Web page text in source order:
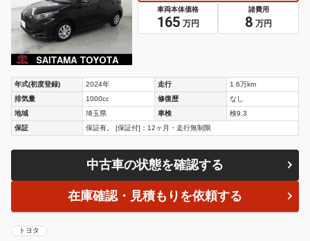
車両本体価格
165 万円
諸費用
8 万円
年式(初度登録) 2024年 走行
1.6万km
排気量
1000cc 修復歴
なし
地域
埼玉県 車検
検9.3
保証
保証有。 [保証付]：12ヶ月・走行無制限
中古車の状態を確認する
在庫確認・見積もりを依頼する
トヨタ